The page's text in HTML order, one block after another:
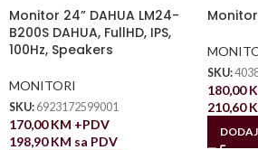
Monitor 24” DAHUA LM24-
B200S DAHUA, FullHD, IPS,
100Hz, Speakers
MONITORI
SKU: 6923172599001
170,00KM +PDV
198,90KM sa PDV
Monitor
SKU:
180,00
210,60